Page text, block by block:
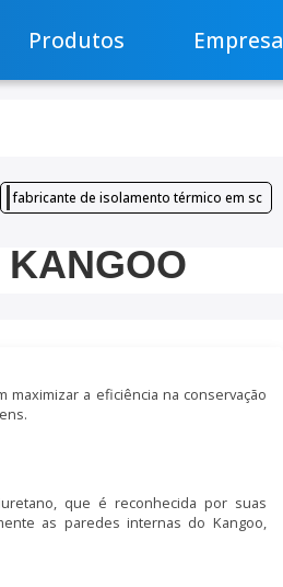
Produtos Empresa
fabricante de isolamento térmico em sc
maximizar a eficiência na conservação
que é reconhecida por suas
as paredes internas do Kangoo,